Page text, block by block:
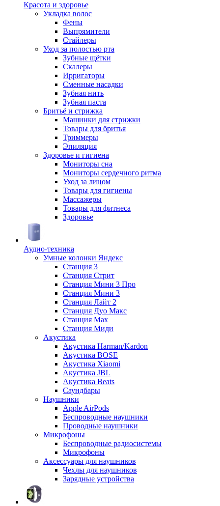
Красота и здоровье
Укладка волос
Фены
Выпрямители
Стайлеры
Уход за полостью рта
Зубные щётки
Скалеры
Ирригаторы
Сменные насадки
Зубная нить
Зубная паста
Бритьё и стрижка
Машинки для стрижки
Товары для бритья
Триммеры
Эпиляция
Здоровье и гигиена
Мониторы сна
Мониторы сердечного ритма
Уход за лицом
Товары для гигиены
Массажеры
Товары для фитнеса
Здоровье
Аудио-техника
Умные колонки Яндекс
Станция 3
Станция Стрит
Станция Мини 3 Про
Станция Мини 3
Станция Лайт 2
Станция Дуо Макс
Станция Max
Станция Миди
Акустика
Акустика Harman/Kardon
Акустика BOSE
Акустика Xiaomi
Акустика JBL
Акустика Beats
Саундбары
Наушники
Apple AirPods
Беспроводные наушники
Проводные наушники
Микрофоны
Беспроводные радиосистемы
Микрофоны
Аксессуары для наушников
Чехлы для наушников
Зарядные устройства